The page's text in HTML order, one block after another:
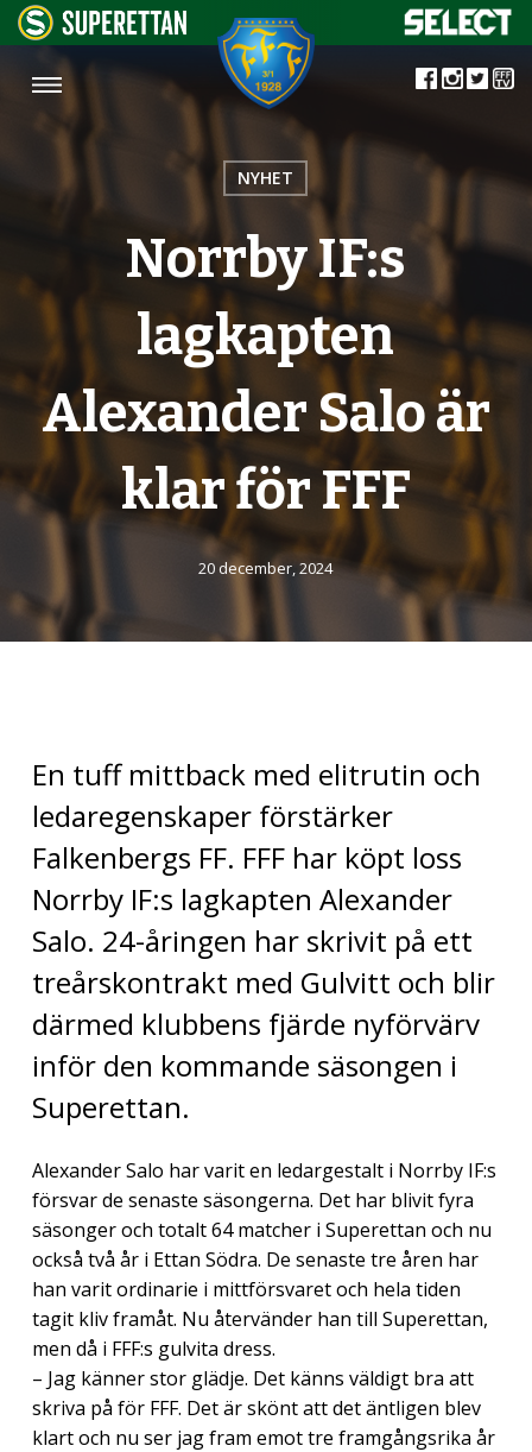
NYHET
Norrby IF:s
lagkapten
Alexander Salo är
klar för FFF
20 december, 2024
En tuff mittback med elitrutin och
ledaregenskaper förstärker
Falkenbergs FF. FFF har köpt loss
Norrby IF:s lagkapten Alexander
Salo. 24-åringen har skrivit på ett
treårskontrakt med Gulvitt och blir
därmed klubbens fjärde nyförvärv
inför den kommande säsongen i
Superettan.
Alexander Salo har varit en ledargestalt i Norrby IF:s
försvar de senaste säsongerna. Det har blivit fyra
säsonger och totalt 64 matcher i Superettan och nu
också två år i Ettan Södra. De senaste tre åren har
han varit ordinarie i mittförsvaret och hela tiden
tagit kliv framåt. Nu återvänder han till Superettan,
men då i FFF:s gulvita dress.
– Jag känner stor glädje. Det känns väldigt bra att
skriva på för FFF. Det är skönt att det äntligen blev
klart och nu ser jag fram emot tre framgångsrika år